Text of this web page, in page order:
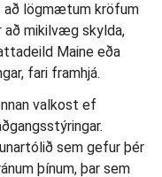
að lögmætum kröfum
að mikilvæg skylda,
Maine eða
fari framhjá.
valkost ef
sem gefur þér
þínum, þar sem